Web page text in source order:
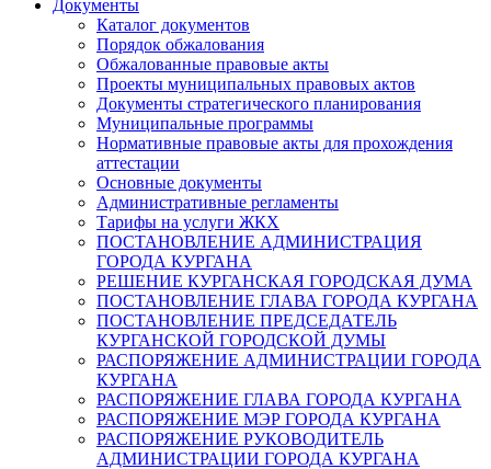
Документы
Каталог документов
Порядок обжалования
Обжалованные правовые акты
Проекты муниципальных правовых актов
Документы стратегического планирования
Муниципальные программы
Нормативные правовые акты для прохождения
аттестации
Основные документы
Административные регламенты
Тарифы на услуги ЖКХ
ПОСТАНОВЛЕНИЕ АДМИНИСТРАЦИЯ
ГОРОДА КУРГАНА
РЕШЕНИЕ КУРГАНСКАЯ ГОРОДСКАЯ ДУМА
ПОСТАНОВЛЕНИЕ ГЛАВА ГОРОДА КУРГАНА
ПОСТАНОВЛЕНИЕ ПРЕДСЕДАТЕЛЬ
КУРГАНСКОЙ ГОРОДСКОЙ ДУМЫ
РАСПОРЯЖЕНИЕ АДМИНИСТРАЦИИ ГОРОДА
КУРГАНА
РАСПОРЯЖЕНИЕ ГЛАВА ГОРОДА КУРГАНА
РАСПОРЯЖЕНИЕ МЭР ГОРОДА КУРГАНА
РАСПОРЯЖЕНИЕ РУКОВОДИТЕЛЬ
АДМИНИСТРАЦИИ ГОРОДА КУРГАНА